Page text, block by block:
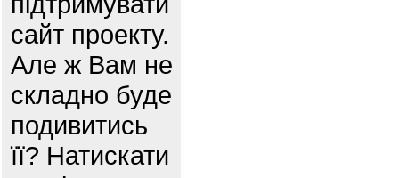
сайт проекту.
Але ж Вам не
складно буде
подивитись
її? Натискати